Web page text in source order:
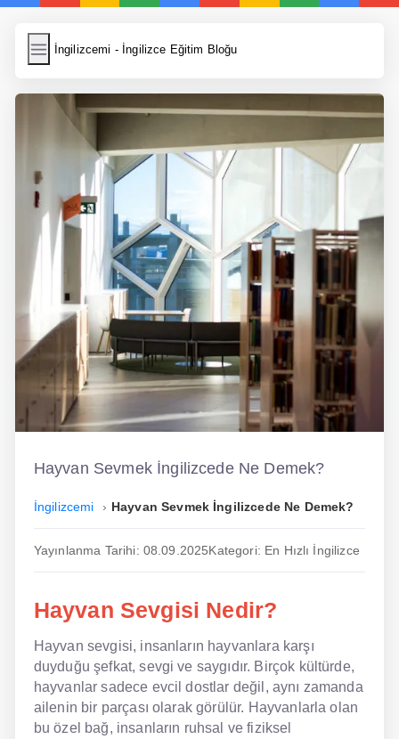
İngilizcemi - İngilizce Eğitim Bloğu
İngilizcemi
Resim Yükle
Wordpress Cache
Anasayfa
İngilizce Yemek Tarifleri
İngilizce Şarkı Sözleri
5 Günde İngilizce
Bilinçaltı İngilizce
İngilizce Biyografiler
İngilizce
Dil Eğitimi
En Ucuz İngilizce
En Uygun İngilizce
Hipnozla İngilizce
Hızlı İngilizce
Hayvan Sevmek İngilizcede Ne Demek?
İngilizcemi Hayvan Sevmek İngilizcede Ne Demek?
Yayınlanma Tarihi: 08.09.2025Kategori: En Hızlı İngilizce
Hayvan Sevgisi Nedir?
Hayvan sevgisi, insanların hayvanlara karşı
duyduğu şefkat, sevgi ve saygıdır. Birçok kültürde,
hayvanlar sadece evcil dostlar değil, aynı zamanda
ailenin bir parçası olarak görülür. Hayvanlarla olan
bu özel bağ, insanların ruhsal ve fiziksel